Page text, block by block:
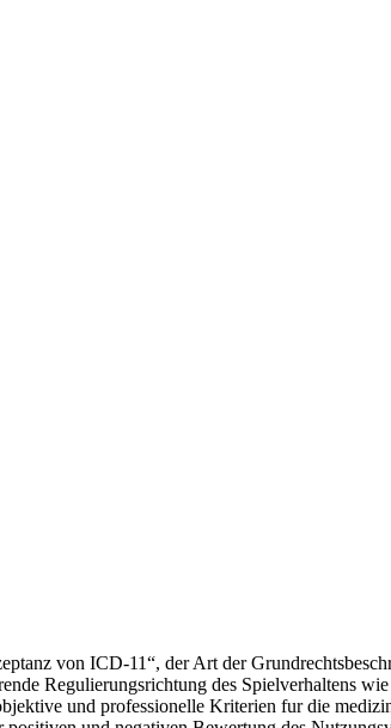
von ICD-11“, der Art der
Regulierungsrichtung des Spielverhaltens
und professionelle Kriterien fur die